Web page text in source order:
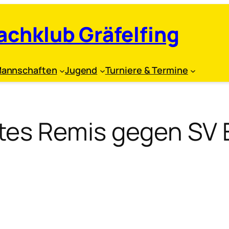
Gräfelfing
Jugend Turniere & Termine
Remis gegen SV